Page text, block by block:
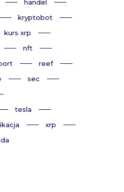
handel
kryptobot
kurs xrp
nft
reef
sec
tesla
xrp